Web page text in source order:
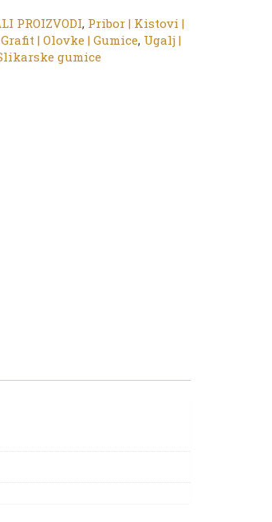
PROIZVODI, Pribor | Kistovi |
| Olovke | Gumice, Ugalj |
gumice